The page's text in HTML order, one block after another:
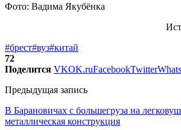
Фото: Вадима Якубёнка
#брест#вуз#китай
72
Поделится VKOK.ruFacebookTwitter
Предыдущая запись
В Барановичах с большегруза на
металлическая конструкция